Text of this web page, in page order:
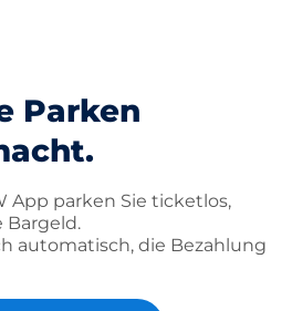
Parken
App parken Sie ticketlos,
Bargeld.
automatisch, die Bezahlung